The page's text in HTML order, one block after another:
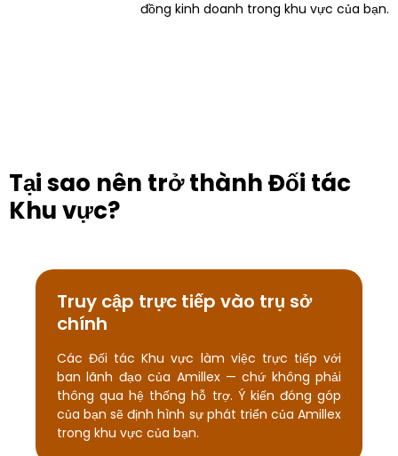
đồng kinh doanh trong khu vực của bạn.
Tại sao nên trở thành Đối tác
Khu vực?
Truy cập trực tiếp vào trụ sở
chính
Các Đối tác Khu vực làm việc trực tiếp với
ban lãnh đạo của Amillex — chứ không phải
thông qua hệ thống hỗ trợ. Ý kiến đóng góp
của bạn sẽ định hình sự phát triển của Amillex
trong khu vực của bạn.